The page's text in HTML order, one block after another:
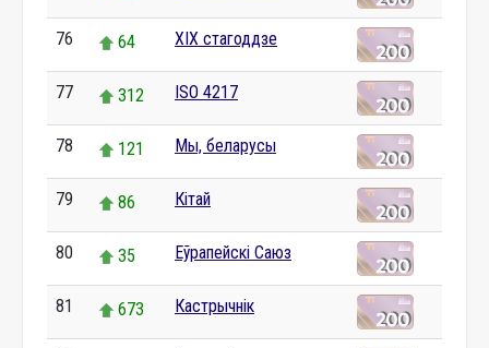
76 64 XIX стагоддзе
77 312 ISO 4217
78 121 Мы, беларусы
79 86 Кітай
80 35 Еўрапейскі Саюз
81 673 Кастрычнік